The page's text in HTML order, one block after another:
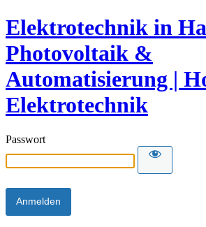
Elektrotechnik in
Photovoltaik &
Automatisierung |
Elektrotechnik
Passwort